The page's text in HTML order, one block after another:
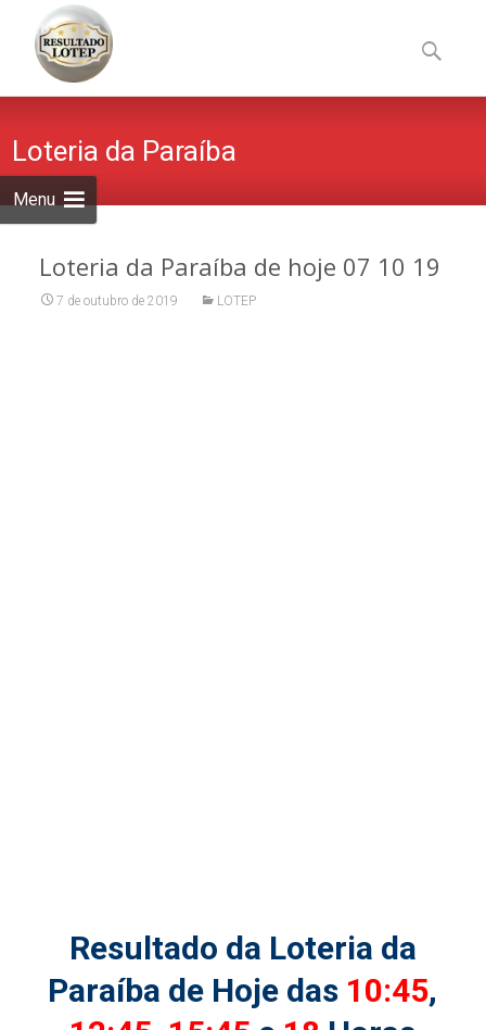
Menu
to
content
por:
Loteria da Paraíba
Loteria da Paraíba de hoje 07 10 19
7 de outubro de 2019 LOTEP
Resultado da Loteria da
Paraíba de Hoje das 10:45,